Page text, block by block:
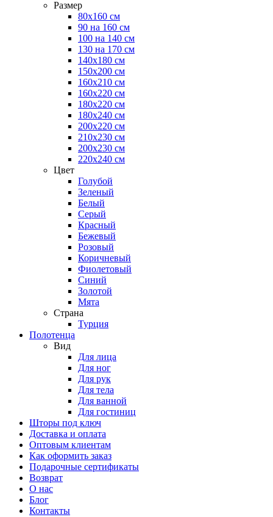
Размер
80х160 см
90 на 160 см
100 на 140 см
130 на 170 см
140х180 см
150х200 см
160х210 см
160х220 см
180х220 см
180х240 см
200х220 см
210х230 см
200х230 см
220х240 см
Цвет
Голубой
Зеленый
Белый
Серый
Красный
Бежевый
Розовый
Коричневый
Фиолетовый
Синий
Золотой
Мята
Страна
Турция
Полотенца
Вид
Для лица
Для ног
Для рук
Для тела
Для ванной
Для гостиниц
Шторы под ключ
Доставка и оплата
Оптовым клиентам
Как оформить заказ
Подарочные сертификаты
Возврат
О нас
Блог
Контакты